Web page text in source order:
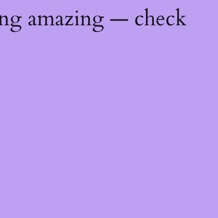
amazing — check